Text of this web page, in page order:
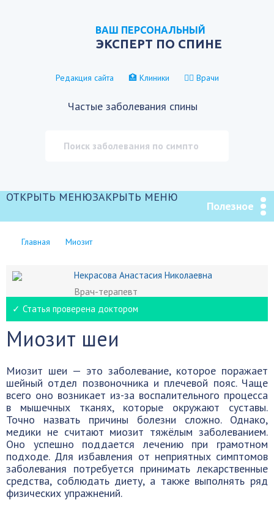
ВАШ ПЕРСОНАЛЬНЫЙ
ЭКСПЕРТ ПО СПИНЕ
Редакция сайта 🏥 Клиники 👨‍⚕️ Врачи
Частые заболевания спины
ОТКРЫТЬ МЕНЮЗАКРЫТЬ МЕНЮ
Полезное
Главная Миозит
Некрасова Анастасия Николаевна
Врач-терапевт
✓ Статья проверена доктором
Миозит шеи
Миозит шеи — это заболевание, которое поражает
шейный отдел позвоночника и плечевой пояс. Чаще
всего оно возникает из-за воспалительного процесса
в мышечных тканях, которые окружают суставы.
Точно назвать причины болезни сложно. Однако,
медики не считают миозит тяжёлым заболеванием.
Оно успешно поддается лечению при грамотном
подходе. Для избавления от неприятных симптомов
заболевания потребуется принимать лекарственные
средства, соблюдать диету, а также выполнять ряд
физических упражнений.